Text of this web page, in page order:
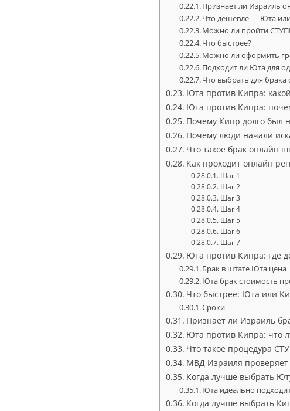
Признает ли Израиль
Что дешевле — Юта
Можно ли пройти
Что быстрее?
Можно ли оформить
Подходит ли Юта для
Что выбрать для брака
Юта против Кипра:
Юта против Кипра:
Почему Кипр долго был
Почему люди начали
Что такое брак онлайн
Как проходит онлайн
Шаг 1
Шаг 2
Шаг 3
Шаг 4
Шаг 5
Шаг 6
Шаг 7
Юта против Кипра: где
Брак в штате Юта цена
Юта брак стоимость
Что быстрее: Юта или
Сроки
Признает ли Израиль
Юта против Кипра: что
Что такое процедура
МВД Израиля
Когда лучше выбрать
Юта идеально
Когда лучше выбрать